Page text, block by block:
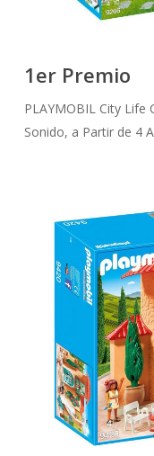
1er Premio
PLAYMOBIL City Life
Sonido, a Partir de 4